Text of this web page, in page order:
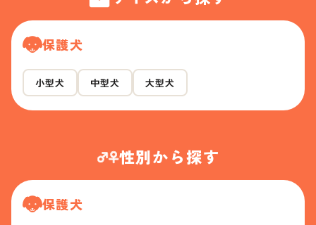
保護犬
小型犬 中型犬 大型犬
性別から探す
保護犬